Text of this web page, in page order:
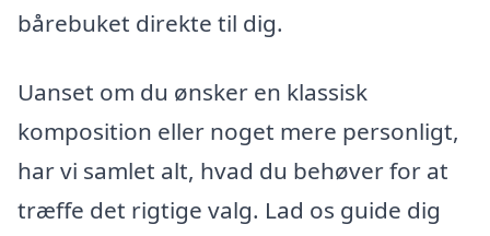
bårebuket direkte til dig.
Uanset om du ønsker en klassisk
komposition eller noget mere personligt,
har vi samlet alt, hvad du behøver for at
træffe det rigtige valg. Lad os guide dig